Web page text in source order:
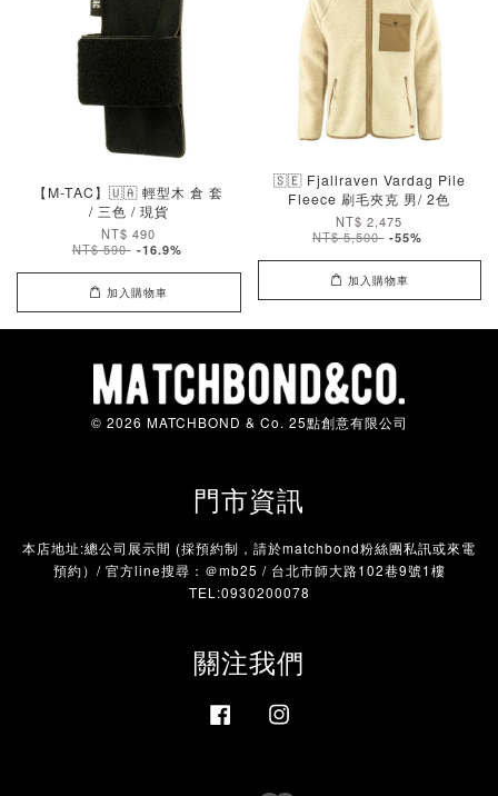
【M-TAC】🇺🇦 輕型木 倉 套
/ 三色 / 現貨
NT$ 490
NT$ 590 -16.9%
加入購物車
🇸🇪 Fjallraven Vardag Pile
Fleece 刷毛夾克 男/ 2色
NT$ 2,475
NT$ 5,500 -55%
加入購物車
© 2026 MATCHBOND & Co. 25點創意有限公司
門市資訊
本店地址:總公司展示間 (採預約制，請於matchbond粉絲團私訊或來電
預約）/ 官方line搜尋：＠mb25 / 台北市師大路102巷9號1樓
TEL:0930200078
關注我們
Facebook